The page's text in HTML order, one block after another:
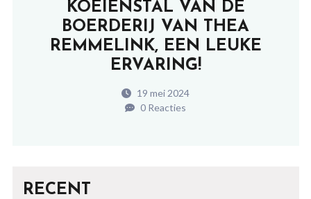
KOEIENSTAL VAN DE
BOERDERIJ VAN THEA
REMMELINK, EEN LEUKE
ERVARING!
19 mei 2024
0 Reacties
RECENT